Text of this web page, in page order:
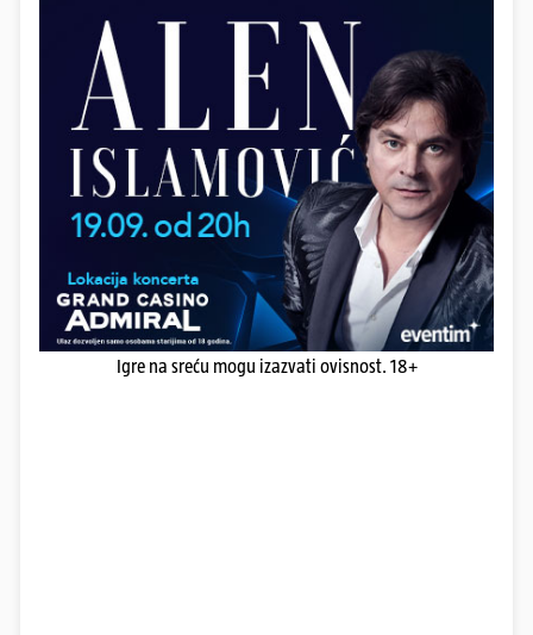
Igre na sreću mogu izazvati ovisnost. 18+